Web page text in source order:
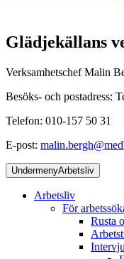
Glädjekällans
Verksamhetschef Malin
Besöks- och postadress:
Telefon: 010-157 50 31
E-post:
UndermenyArbetsliv
Arbetsliv
För
Rusta